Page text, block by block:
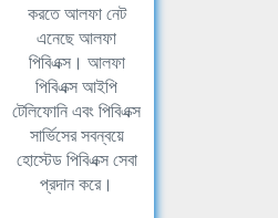
করতে আলফা নেট
এনেছে আলফা
পিবিএক্স। আলফা
পিবিএক্স আইপি
টেলিফোনি এবং পিবিএক্স
সার্ভিসের সবন্বয়ে
হোস্টেড পিবিএক্স সেবা
প্রদান করে।